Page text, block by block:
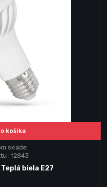
košika
sklade
: 12843
biela E27